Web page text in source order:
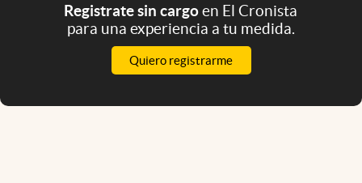
Registrate sin cargoen El Cronista
para una experiencia a tu medida.
Quiero registrarme